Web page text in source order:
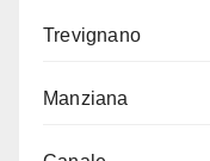
Trevignano
Manziana